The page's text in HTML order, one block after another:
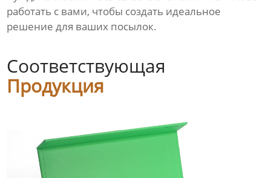
работать с вами, чтобы создать идеальное
решение для ваших посылок.
Соответствующая
Продукция